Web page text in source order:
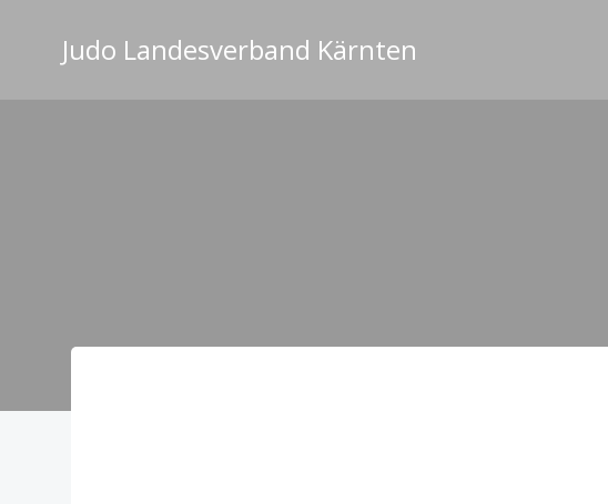
springenJudo Landesverband Kärnten